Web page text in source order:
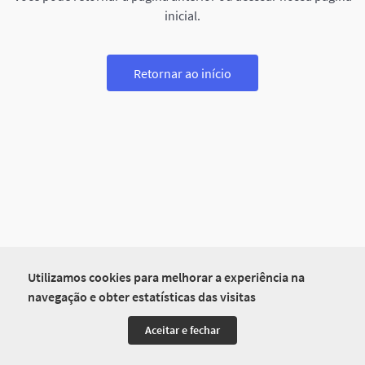
Utilizamos cookies para melhorar a experiência na
navegação e obter estatísticas das visitas
Aceitar e fechar
inicial.
Retornar ao início